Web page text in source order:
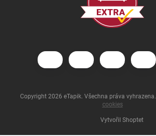
Vytvořil Shoptet
Copyright 2026 eTapik. Všechna práva vyhrazena.
cookies